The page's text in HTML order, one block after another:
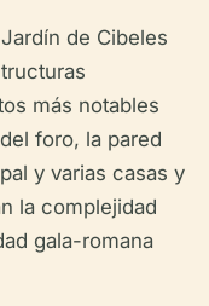
de Cibeles
más notables
foro, la pared
y varias casas y
la complejidad
gala-romana